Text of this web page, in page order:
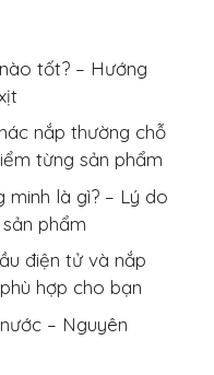
tốt? – Hướng
nắp thường chỗ
từng sản phẩm
minh là gì? – Lý do
phẩm
điện tử và nắp
hợp cho bạn
– Nguyên